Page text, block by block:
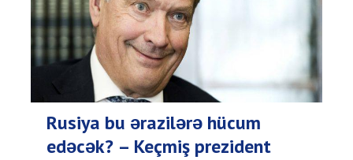
Rusiya bu ərazilərə hücum
edəcək? – Keçmiş prezident